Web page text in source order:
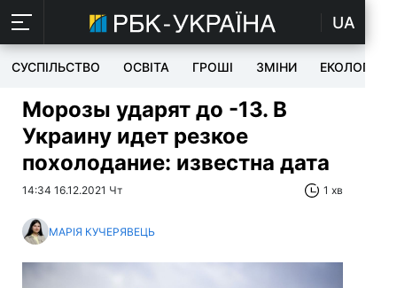
UA
СУСПІЛЬСТВО ОСВІТА ГРОШІ ЗМІНИ ЕКОЛОГІЯ
Морозы ударят до -13. В
Украину идет резкое
похолодание: известна дата
14:34 16.12.2021 Чт 1 хв
МАРІЯ КУЧЕРЯВЕЦЬ